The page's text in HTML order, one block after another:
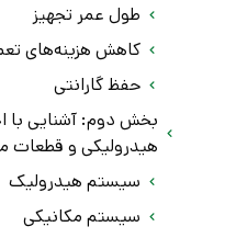
طول عمر تجهیز
کاهش هزینه‌های
حفظ گارانتی
بخش دوم: آشنایی با
هیدرولیکی و قطعات
سیستم هیدرولیک
سیستم مکانیکی